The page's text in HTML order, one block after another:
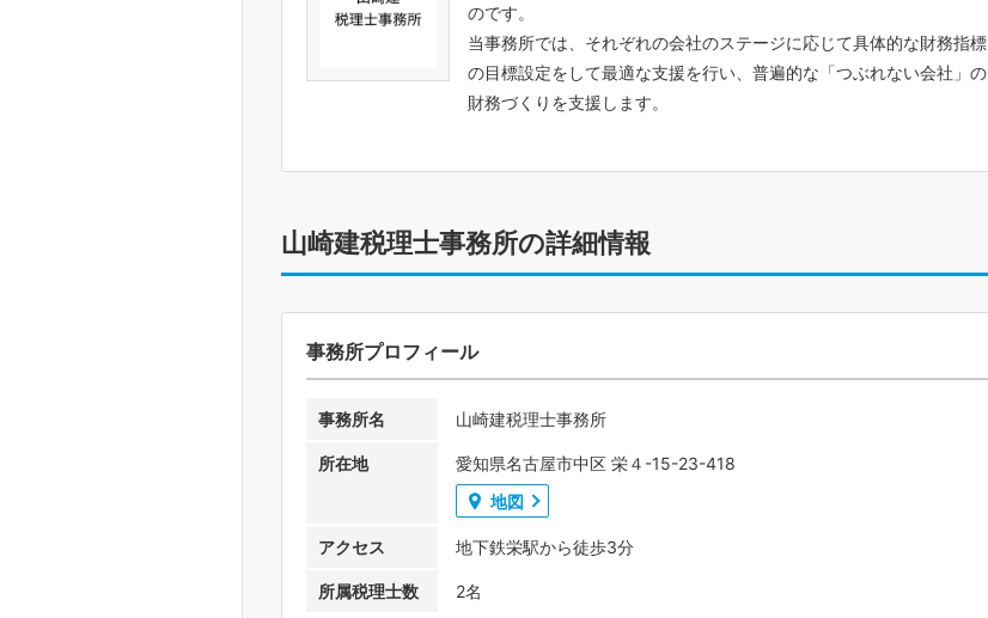
のです。
当事務所では、それぞれの会社のステージに応じて具体的な財務指標
の目標設定をして最適な支援を行い、普遍的な「つぶれない会社」の
財務づくりを支援します。
山崎建税理士事務所の詳細情報
事務所プロフィール
事務所名 山崎建税理士事務所
所在地
愛知県名古屋市中区 栄４-15-23-418
地図
アクセス 地下鉄栄駅から徒歩3分
所属税理士数 2名